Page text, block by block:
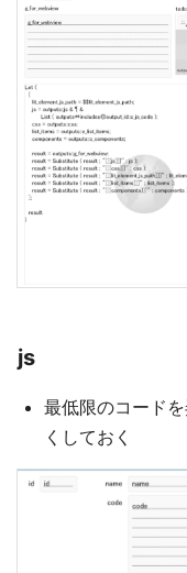
js
最低限のコード
くしておく